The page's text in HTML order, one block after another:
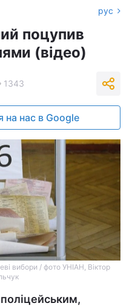
рус
поцупив
(відео)
1343
на нас в Google
вибори / фото УНІАН, Віктор